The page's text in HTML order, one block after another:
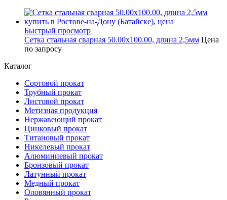
Быстрый просмотр
Сетка стальная сварная 50.00x100.00, длина 2,5мм Цена
по запросу
Каталог
Сортовой прокат
Трубный прокат
Листовой прокат
Метизная продукция
Нержавеющий прокат
Цинковый прокат
Титановый прокат
Никелевый прокат
Алюминиевый прокат
Бронзовый прокат
Латунный прокат
Медный прокат
Оловянный прокат